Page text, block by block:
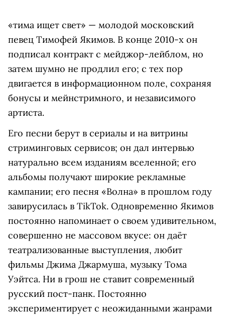
«тима ищет свет» — молодой московский
певец Тимофей Якимов. В конце 2010-х он
подписал контракт с мейджор-лейблом, но
затем шумно не продлил его; с тех пор
двигается в информационном поле, сохраняя
бонусы и мейнстримного, и независимого
артиста.
Его песни берут в сериалы и на витрины
стриминговых сервисов; он дал интервью
натурально всем изданиям вселенной; его
альбомы получают широкие рекламные
кампании; его песня «Волна» в прошлом году
завирусилась в TikTok. Одновременно Якимов
постоянно напоминает о своем удивительном,
совершенно не массовом вкусе: он даёт
театрализованные выступления, любит
фильмы Джима Джармуша, музыку Тома
Уэйтса. Ни в грош не ставит современный
русский пост-панк. Постоянно
экспериментирует с неожиданными жанрами